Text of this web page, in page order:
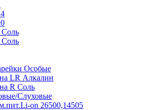
Соль
Соль
Особые
LR Алкалин
R Соль
Слуховые
on 26500,14505